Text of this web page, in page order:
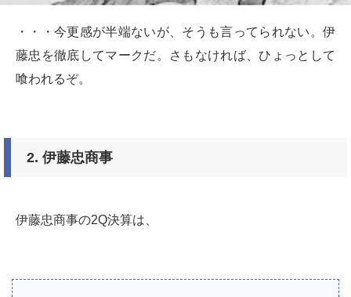
・・・今更感が半端ないが、そうも言ってられない。伊
藤忠を徹底してマークだ。さもなければ、ひょっとして
喰われるぞ。
2. 伊藤忠商事
伊藤忠商事の2Q決算は、